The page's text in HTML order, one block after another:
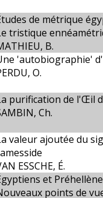
de métrique
tristique
B.
'autobiographie'
O.
purification de l'Œil
Ch.
valeur ajoutée du
ESSCHE, É.
et
points de